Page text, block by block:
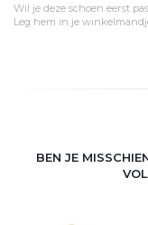
Wil je deze schoen eerst
Leg hem in je
BEN JE